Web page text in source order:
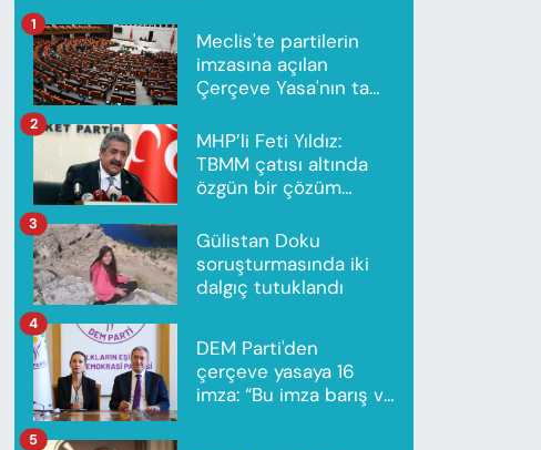
Meclis'te partilerin
imzasına açılan
Çerçeve Yasa'nın tam
1
MHP’li Feti Yıldız:
TBMM çatısı altında
özgün bir çözüm
2
Gülistan Doku
soruşturmasında iki
dalgıç tutuklandı
3
DEM Parti'den
çerçeve yasaya 16
imza: “Bu imza barış ve
4
5